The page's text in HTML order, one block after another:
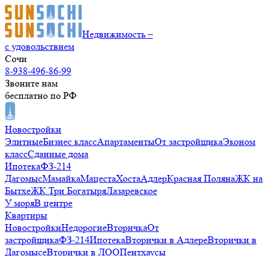
Недвижимость –
с удовольствием
Сочи
8-938-496-86-99
Звоните нам
бесплатно по РФ
Новостройки
ЭлитныеБизнес классАпартаментыОт застройщикаЭконом
классСданные дома
ИпотекаФЗ-214
ДагомысМамайкаМацестаХостаАдлерКрасная ПолянаЖК на
БытхеЖК Три БогатыряЛазаревское
У моряВ центре
Квартиры
НовостройкиНедорогиеВторичкаОт
застройщикаФЗ-214ИпотекаВторички в АдлереВторички в
ДагомысеВторички в ЛООПентхаусы